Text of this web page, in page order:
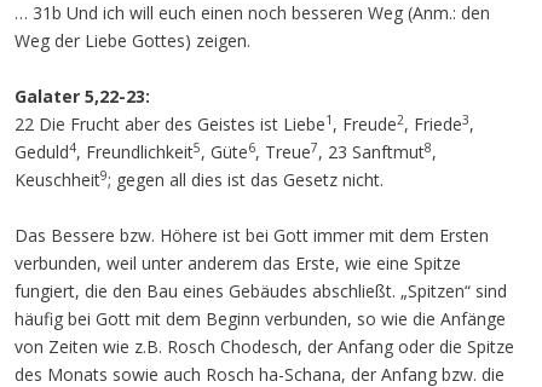
… 31b Und ich will euch einen noch besseren Weg (Anm.: den
Weg der Liebe Gottes) zeigen.
Galater 5,22-23:
22 Die Frucht aber des Geistes ist Liebe1 , Freude2, Friede3,
Geduld4, Freundlichkeit5, Güte6, Treue7, 23 Sanftmut8,
Keuschheit9; gegen all dies ist das Gesetz nicht.
Das Bessere bzw. Höhere ist bei Gott immer mit dem Ersten
verbunden, weil unter anderem das Erste, wie eine Spitze
fungiert, die den Bau eines Gebäudes abschließt. „Spitzen“ sind
häufig bei Gott mit dem Beginn verbunden, so wie die Anfänge
von Zeiten wie z.B. Rosch Chodesch, der Anfang oder die Spitze
des Monats sowie auch Rosch ha-Schana, der Anfang bzw. die